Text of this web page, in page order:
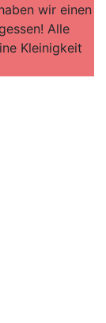
wir einen
Alle
Kleinigkeit